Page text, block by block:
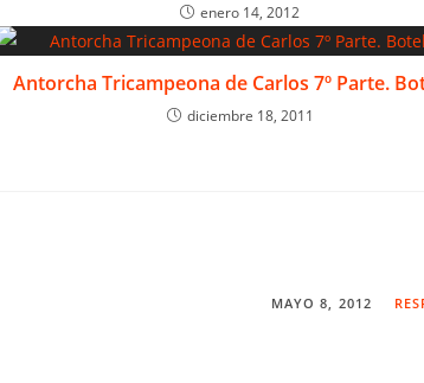
enero 14, 2012
Antorcha Tricampeona de Carlos 7º Parte.
diciembre 18, 2011
MAYO 8, 2012